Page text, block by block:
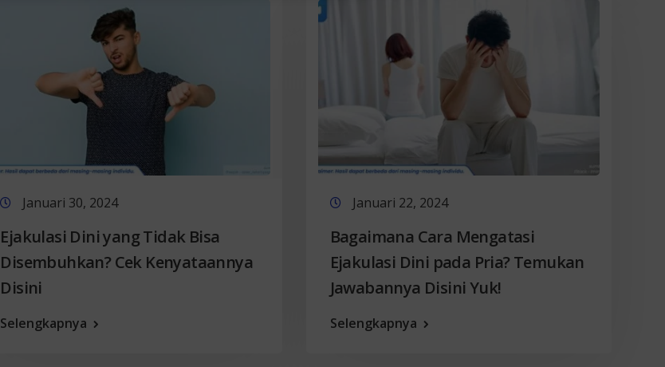
Januari 30, 2024
Ejakulasi Dini yang Tidak Bisa
Disembuhkan? Cek Kenyataannya
Disini
Selengkapnya
Januari 22, 2024
Bagaimana Cara Mengatasi
Ejakulasi Dini pada Pria? Temukan
Jawabannya Disini Yuk!
Selengkapnya